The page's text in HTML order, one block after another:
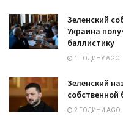
Зеленский
Украина
баллистику
1 ГОДИНУ AGO
Зеленский
собственной
2 ГОДИНИ AGO